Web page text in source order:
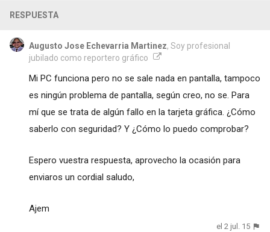
RESPUESTA
Augusto Jose Echevarria Martinez, Soy profesional
jubilado como reportero gráfico
Mi PC funciona pero no se sale nada en pantalla, tampoco
es ningún problema de pantalla, según creo, no se. Para
mí que se trata de algún fallo en la tarjeta gráfica. ¿Cómo
saberlo con seguridad? Y ¿Cómo lo puedo comprobar?
Espero vuestra respuesta, aprovecho la ocasión para
enviaros un cordial saludo,
Ajem
el 2 jul. 15